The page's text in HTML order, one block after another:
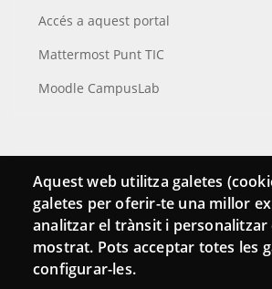
Accés a aquest portal
Mattermost Punt TIC
Moodle CampusLab
Connecta
Bustia de contacte
Butlletins
Aquest web utilitza galetes
galetes per oferir-te una millor
analitzar el trànsit i
mostrat. Pots acceptar totes les
configurar-les.